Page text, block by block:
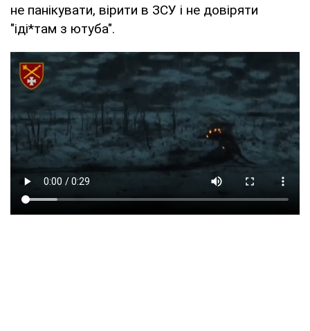
не панікувати, вірити в ЗСУ і не довіряти
"іді*там з ютуба".